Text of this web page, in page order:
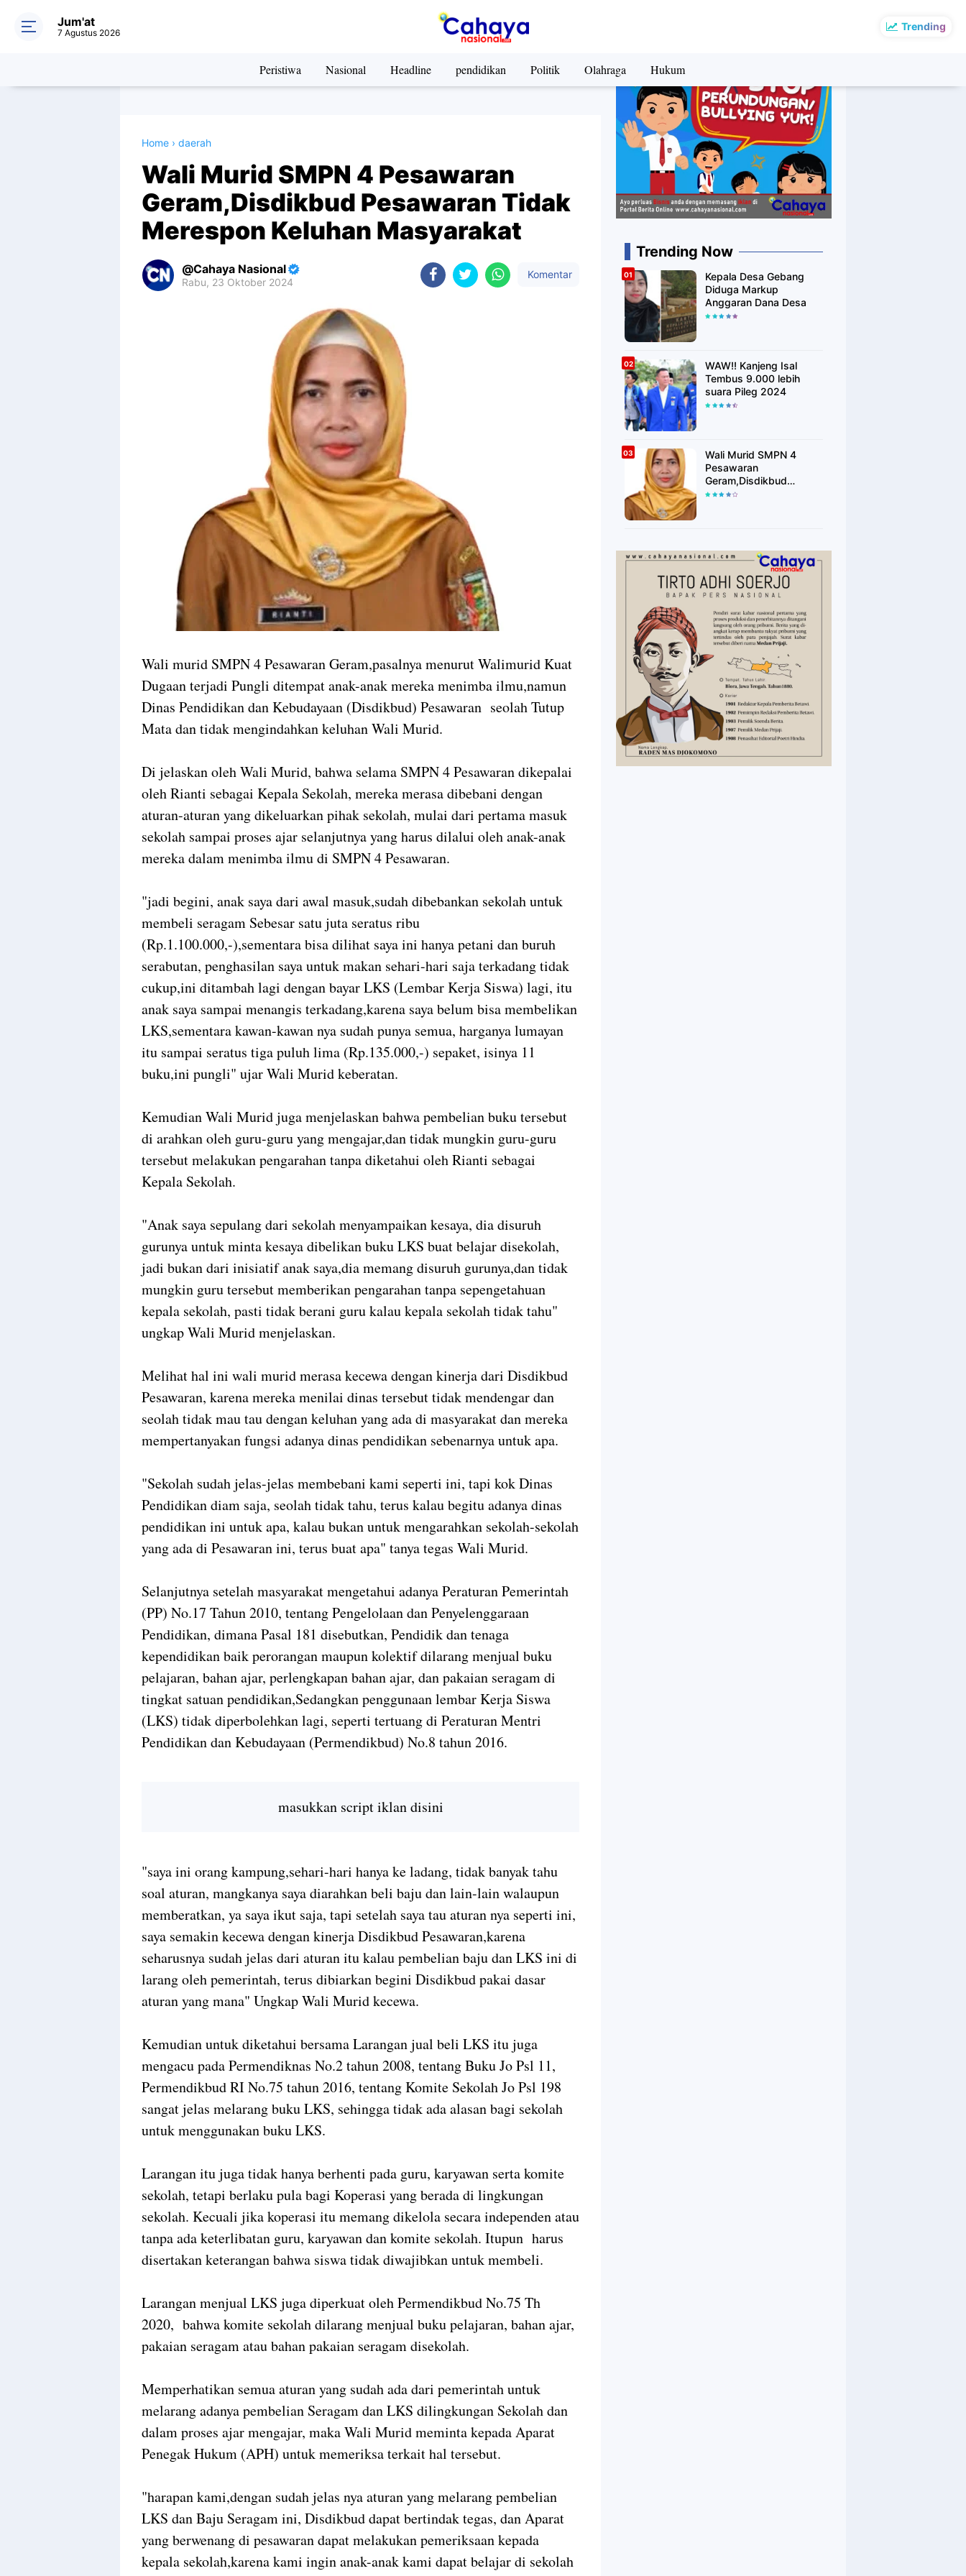
Trending
Jum'at
7 Agustus 2026
Peristiwa Nasional Headline pendidikan Politik Olahraga Hukum
Home › daerah
Wali Murid SMPN 4 Pesawaran
Geram,Disdikbud Pesawaran Tidak
Merespon Keluhan Masyarakat
Cahaya Nasional
Rabu, 23 Oktober 2024
Komentar
Wali murid SMPN 4 Pesawaran Geram,pasalnya menurut Walimurid Kuat
Dugaan terjadi Pungli ditempat anak-anak mereka menimba ilmu,namun
Dinas Pendidikan dan Kebudayaan (Disdikbud) Pesawaran seolah Tutup
Mata dan tidak mengindahkan keluhan Wali Murid.
Di jelaskan oleh Wali Murid, bahwa selama SMPN 4 Pesawaran dikepalai
oleh Rianti sebagai Kepala Sekolah, mereka merasa dibebani dengan
aturan-aturan yang dikeluarkan pihak sekolah, mulai dari pertama masuk
sekolah sampai proses ajar selanjutnya yang harus dilalui oleh anak-anak
mereka dalam menimba ilmu di SMPN 4 Pesawaran.
"jadi begini, anak saya dari awal masuk,sudah dibebankan sekolah untuk
membeli seragam Sebesar satu juta seratus ribu
(Rp.1.100.000,-),sementara bisa dilihat saya ini hanya petani dan buruh
serabutan, penghasilan saya untuk makan sehari-hari saja terkadang tidak
cukup,ini ditambah lagi dengan bayar LKS (Lembar Kerja Siswa) lagi, itu
anak saya sampai menangis terkadang,karena saya belum bisa membelikan
LKS,sementara kawan-kawan nya sudah punya semua, harganya lumayan
itu sampai seratus tiga puluh lima (Rp.135.000,-) sepaket, isinya 11
buku,ini pungli" ujar Wali Murid keberatan.
Kemudian Wali Murid juga menjelaskan bahwa pembelian buku tersebut
di arahkan oleh guru-guru yang mengajar,dan tidak mungkin guru-guru
tersebut melakukan pengarahan tanpa diketahui oleh Rianti sebagai
Kepala Sekolah.
"Anak saya sepulang dari sekolah menyampaikan kesaya, dia disuruh
gurunya untuk minta kesaya dibelikan buku LKS buat belajar disekolah,
jadi bukan dari inisiatif anak saya,dia memang disuruh gurunya,dan tidak
mungkin guru tersebut memberikan pengarahan tanpa sepengetahuan
kepala sekolah, pasti tidak berani guru kalau kepala sekolah tidak tahu"
ungkap Wali Murid menjelaskan.
Melihat hal ini wali murid merasa kecewa dengan kinerja dari Disdikbud
Pesawaran, karena mereka menilai dinas tersebut tidak mendengar dan
seolah tidak mau tau dengan keluhan yang ada di masyarakat dan mereka
mempertanyakan fungsi adanya dinas pendidikan sebenarnya untuk apa.
"Sekolah sudah jelas-jelas membebani kami seperti ini, tapi kok Dinas
Pendidikan diam saja, seolah tidak tahu, terus kalau begitu adanya dinas
pendidikan ini untuk apa, kalau bukan untuk mengarahkan sekolah-sekolah
yang ada di Pesawaran ini, terus buat apa" tanya tegas Wali Murid.
Selanjutnya setelah masyarakat mengetahui adanya Peraturan Pemerintah
(PP) No.17 Tahun 2010, tentang Pengelolaan dan Penyelenggaraan
Pendidikan, dimana Pasal 181 disebutkan, Pendidik dan tenaga
kependidikan baik perorangan maupun kolektif dilarang menjual buku
pelajaran, bahan ajar, perlengkapan bahan ajar, dan pakaian seragam di
tingkat satuan pendidikan,Sedangkan penggunaan lembar Kerja Siswa
(LKS) tidak diperbolehkan lagi, seperti tertuang di Peraturan Mentri
Pendidikan dan Kebudayaan (Permendikbud) No.8 tahun 2016.
masukkan script iklan disini
"saya ini orang kampung,sehari-hari hanya ke ladang, tidak banyak tahu
soal aturan, mangkanya saya diarahkan beli baju dan lain-lain walaupun
memberatkan, ya saya ikut saja, tapi setelah saya tau aturan nya seperti ini,
saya semakin kecewa dengan kinerja Disdikbud Pesawaran,karena
seharusnya sudah jelas dari aturan itu kalau pembelian baju dan LKS ini di
larang oleh pemerintah, terus dibiarkan begini Disdikbud pakai dasar
aturan yang mana" Ungkap Wali Murid kecewa.
Kemudian untuk diketahui bersama Larangan jual beli LKS itu juga
mengacu pada Permendiknas No.2 tahun 2008, tentang Buku Jo Psl 11,
Permendikbud RI No.75 tahun 2016, tentang Komite Sekolah Jo Psl 198
sangat jelas melarang buku LKS, sehingga tidak ada alasan bagi sekolah
untuk menggunakan buku LKS.
Larangan itu juga tidak hanya berhenti pada guru, karyawan serta komite
sekolah, tetapi berlaku pula bagi Koperasi yang berada di lingkungan
sekolah. Kecuali jika koperasi itu memang dikelola secara independen atau
tanpa ada keterlibatan guru, karyawan dan komite sekolah. Itupun harus
disertakan keterangan bahwa siswa tidak diwajibkan untuk membeli.
Larangan menjual LKS juga diperkuat oleh Permendikbud No.75 Th
2020, bahwa komite sekolah dilarang menjual buku pelajaran, bahan ajar,
pakaian seragam atau bahan pakaian seragam disekolah.
Memperhatikan semua aturan yang sudah ada dari pemerintah untuk
melarang adanya pembelian Seragam dan LKS dilingkungan Sekolah dan
dalam proses ajar mengajar, maka Wali Murid meminta kepada Aparat
Penegak Hukum (APH) untuk memeriksa terkait hal tersebut.
"harapan kami,dengan sudah jelas nya aturan yang melarang pembelian
LKS dan Baju Seragam ini, Disdikbud dapat bertindak tegas, dan Aparat
yang berwenang di pesawaran dapat melakukan pemeriksaan kepada
kepala sekolah,karena kami ingin anak-anak kami dapat belajar di sekolah
Trending Now
Kepala Desa Gebang
Diduga Markup
Anggaran Dana Desa
WAW!! Kanjeng Isal
Tembus 9.000 lebih
suara Pileg 2024
Wali Murid SMPN 4
Pesawaran
Geram,Disdikbud
Pesawaran Tidak